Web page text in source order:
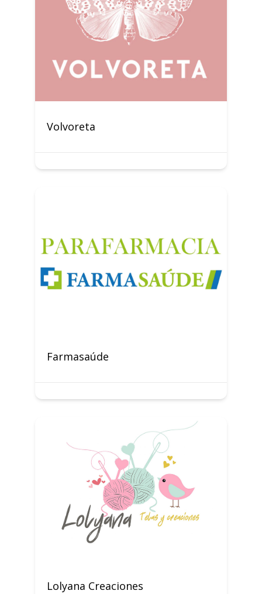
Volvoreta
Farmasaúde
Lolyana Creaciones